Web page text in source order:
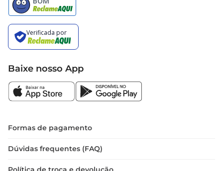
Baixe nosso App
Formas de pagamento
Dúvidas frequentes (FAQ)